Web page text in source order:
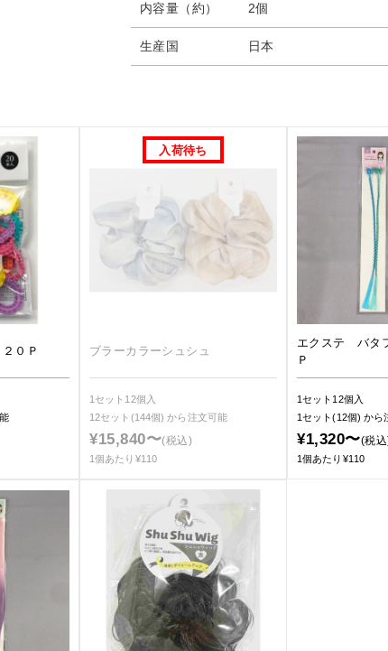
内容量（約） 2個
生産国 日本
０Ｐ ブラーカラーシュシュ
1セット12個入
12セット(144個)から注文可能
¥15,840〜(税込)
1個あたり¥110
エクステ バタ
Ｐ
1セット12個入
1セット(12個)から
¥1,320〜(税
1個あたり¥110